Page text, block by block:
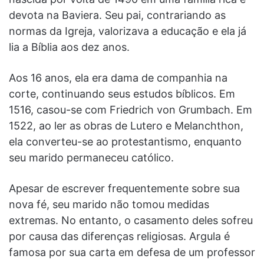
devota na Baviera. Seu pai, contrariando as
normas da Igreja, valorizava a educação e ela já
lia a Bíblia aos dez anos.
Aos 16 anos, ela era dama de companhia na
corte, continuando seus estudos bíblicos. Em
1516, casou-se com Friedrich von Grumbach. Em
1522, ao ler as obras de Lutero e Melanchthon,
ela converteu-se ao protestantismo, enquanto
seu marido permaneceu católico.
Apesar de escrever frequentemente sobre sua
nova fé, seu marido não tomou medidas
extremas. No entanto, o casamento deles sofreu
por causa das diferenças religiosas. Argula é
famosa por sua carta em defesa de um professor